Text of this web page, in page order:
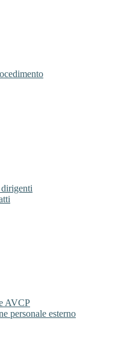
AVCP
personale esterno